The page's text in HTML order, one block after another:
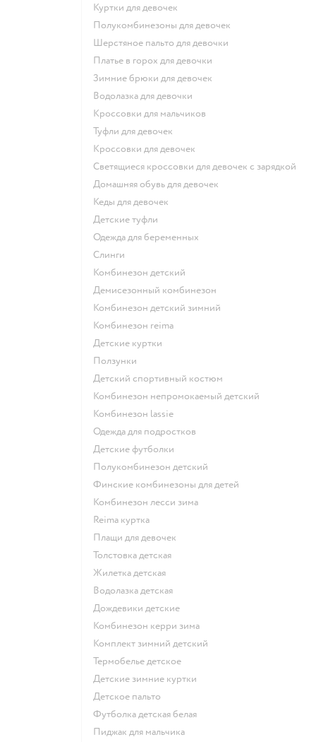
Куртки для девочек
Полукомбинезоны для девочек
Шерстяное пальто для девочки
Платье в горох для девочки
Зимние брюки для девочек
Водолазка для девочки
Кроссовки для мальчиков
Туфли для девочек
Кроссовки для девочек
Светящиеся кроссовки для девочек с зарядкой
Домашняя обувь для девочек
Кеды для девочек
Детские туфли
Одежда для беременных
Слинги
Комбинезон детский
Демисезонный комбинезон
Комбинезон детский зимний
Комбинезон reima
Детские куртки
Ползунки
Детский спортивный костюм
Комбинезон непромокаемый детский
Комбинезон lassie
Одежда для подростков
Детские футболки
Полукомбинезон детский
Финские комбинезоны для детей
Комбинезон лесси зима
Reima куртка
Плащи для девочек
Толстовка детская
Жилетка детская
Водолазка детская
Дождевики детские
Комбинезон керри зима
Комплект зимний детский
Термобелье детское
Детские зимние куртки
Детское пальто
Футболка детская белая
Пиджак для мальчика